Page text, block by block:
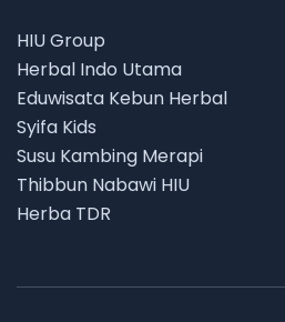
HIU Group
Herbal Indo Utama
Eduwisata Kebun Herbal
Syifa Kids
Susu Kambing Merapi
Thibbun Nabawi HIU
Herba TDR